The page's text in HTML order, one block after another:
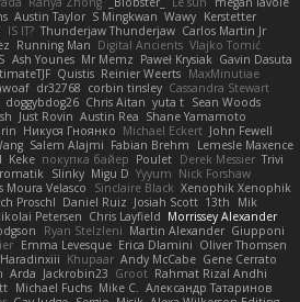
Austin Taylor S Mingkwan Wawy Kerstetter
IS IT? Thunderjaw Thunderjaw Carlos Martin Jr
Running Man Digital Ancients Vlajko Tomić
Ash Younes Mr Memz Paweł Krysiak Gavin Dasuta
Quistis Reinier Weerts MaxMinutiae
dr32768 corbin tinsley Cassandra Stewart
doggybdog26 Chris Aitan yuta t Sean Woods
Just Rovin Austin Rea Shane Yamamoto
Никуся Гноянко Michael Eckert John Fewell
Salem Alajmi Fabian Brehm
Lemesle Maxence
Keke покупка байер Poulet Derek Messier Trivi
Slinky Migu D Yyyum Nick Forshaw
Moura Velasco Sinclaire Black Xenophik Xenophik
Proschl Daniel Ruiz Josiah Scott 13th
Mik
Petersen Chris Layfield Morrissey Alexander
Ryan Stelzleni Martin Alexander Giupponi
Emma Levesque Erica Dlamini Oliver Thomsen
Haradinxiii Khupaar Andy McCabe Gene Cerrato
Arda Jackrobin23 Groot Rahmat Rizal Andhi
Michael Fuchs Mike C.
Александр Татаринов